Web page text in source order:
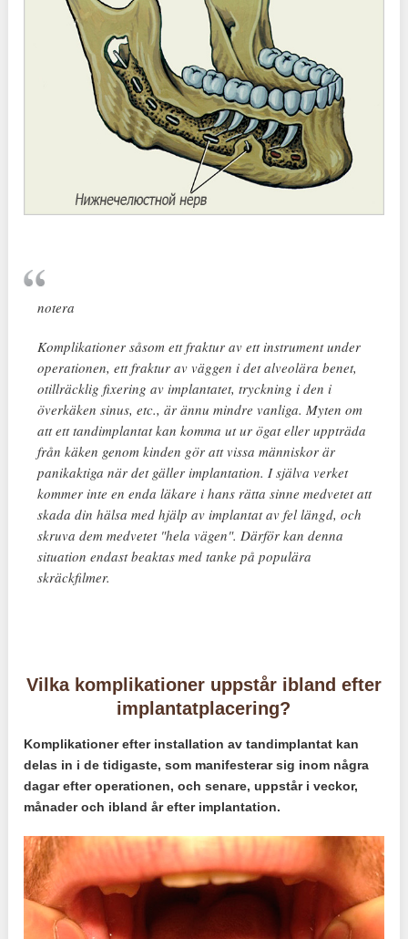
notera
Komplikationer såsom ett fraktur av ett instrument under
operationen, ett fraktur av väggen i det alveolära benet,
otillräcklig fixering av implantatet, tryckning i den i
överkäken sinus, etc., är ännu mindre vanliga. Myten om
att ett tandimplantat kan komma ut ur ögat eller uppträda
från käken genom kinden gör att vissa människor är
panikaktiga när det gäller implantation. I själva verket
kommer inte en enda läkare i hans rätta sinne medvetet att
skada din hälsa med hjälp av implantat av fel längd, och
skruva dem medvetet "hela vägen". Därför kan denna
situation endast beaktas med tanke på populära
skräckfilmer.
Vilka komplikationer uppstår ibland efter
implantatplacering?
Komplikationer efter installation av tandimplantat kan
delas in i de tidigaste, som manifesterar sig inom några
dagar efter operationen, och senare, uppstår i veckor,
månader och ibland år efter implantation.